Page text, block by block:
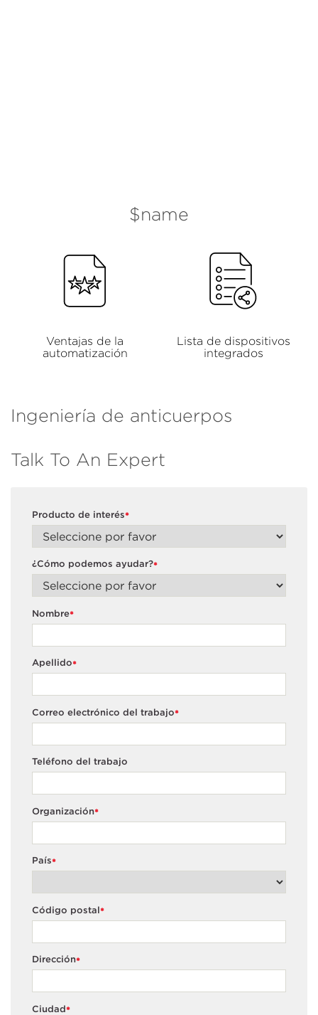
$name
Ventajas de la
automatización
Lista de dispositivos
integrados
Ingeniería de anticuerpos
Talk To An Expert
*
Producto de interés
*
¿Cómo podemos ayudar?
*
Nombre
*
Apellido
*
Correo electrónico del trabajo
Teléfono del trabajo
*
Organización
*
País
*
Código postal
*
Dirección
*
Ciudad